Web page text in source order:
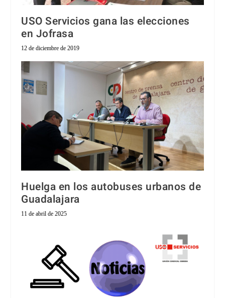
USO Servicios gana las elecciones
en Jofrasa
12 de diciembre de 2019
Huelga en los autobuses urbanos de
Guadalajara
11 de abril de 2025